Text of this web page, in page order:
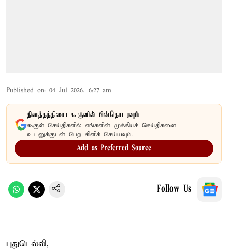
Published on: 04 Jul 2026, 6:27 am
தினத்தந்தியை கூகுளில் பின்தொடரவும்
கூகுள் செய்திகளில் எங்களின் முக்கியச் செய்திகளை
உடனுக்குடன் பெற கிளிக் செய்யவும்.
Add as Preferred Source
Follow Us
புதுடெல்லி,